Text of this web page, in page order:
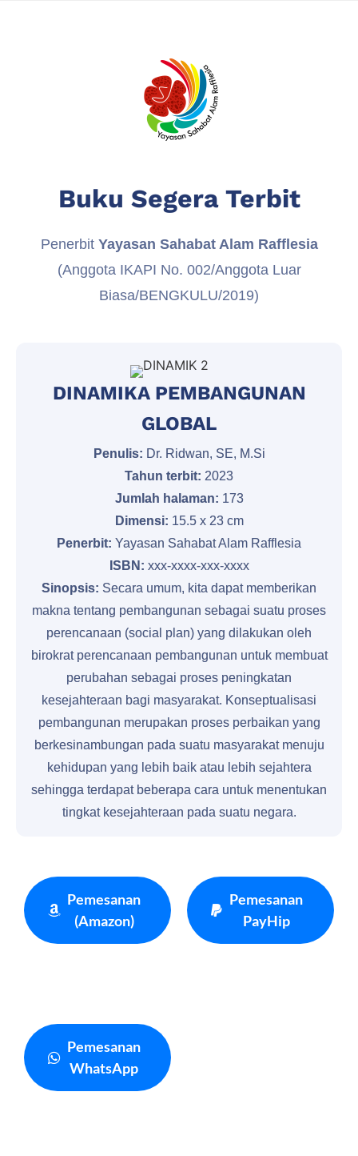
Buku Segera Terbit
Penerbit Yayasan Sahabat Alam Rafflesia
(Anggota IKAPI No. 002/Anggota Luar
Biasa/BENGKULU/2019)
DINAMIKA PEMBANGUNAN
GLOBAL
Penulis: Dr. Ridwan, SE, M.Si
Tahun terbit: 2023
Jumlah halaman: 173
Dimensi: 15.5 x 23 cm
Penerbit: Yayasan Sahabat Alam Rafflesia
ISBN: xxx-xxxx-xxx-xxxx
Sinopsis: Secara umum, kita dapat memberikan
makna tentang pembangunan sebagai suatu proses
perencanaan (social plan) yang dilakukan oleh
birokrat perencanaan pembangunan untuk membuat
perubahan sebagai proses peningkatan
kesejahteraan bagi masyarakat. Konseptualisasi
pembangunan merupakan proses perbaikan yang
berkesinambungan pada suatu masyarakat menuju
kehidupan yang lebih baik atau lebih sejahtera
sehingga terdapat beberapa cara untuk menentukan
tingkat kesejahteraan pada suatu negara.
Pemesanan
(Amazon)
Pemesanan
PayHip
Pemesanan
WhatsApp